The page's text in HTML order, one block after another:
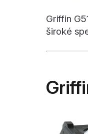
Griffin
široké